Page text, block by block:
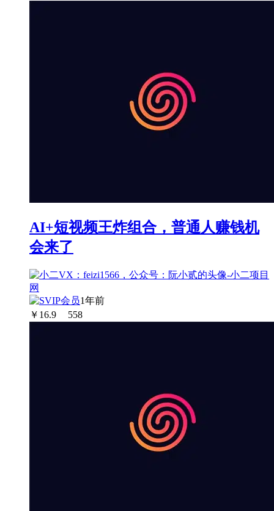
AI+短视频王炸组合，普通人赚钱机
会来了
1年前
￥ 16.9 558